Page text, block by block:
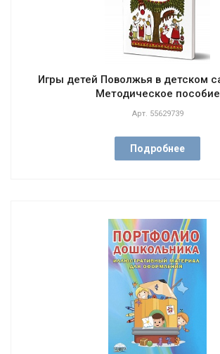
Игры детей Поволжья в детском
Методическое пособие
Арт. 55629739
Подробнее